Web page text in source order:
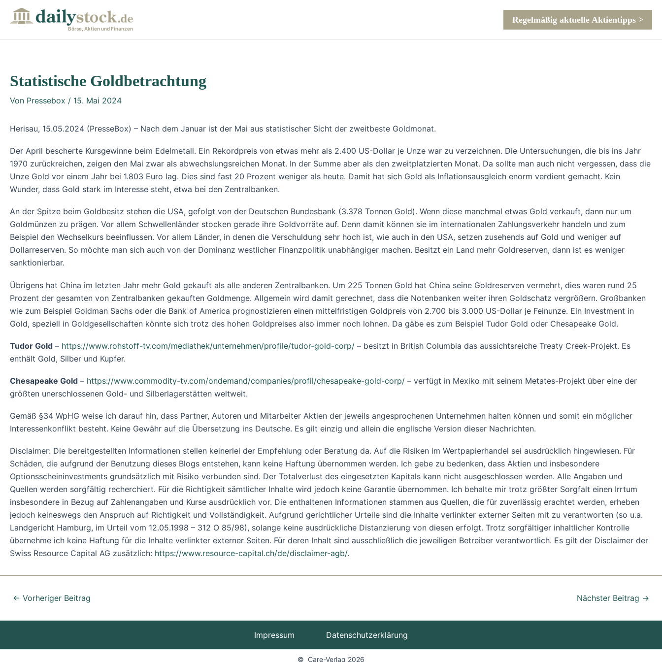
Inhalt
Börse, Aktien und Finanzen
Regelmäßig aktuelle Aktientipps >
Statistische Goldbetrachtung
Von Pressebox / 15. Mai 2024
Herisau, 15.05.2024 (PresseBox) – Nach dem Januar ist der Mai aus statistischer Sicht der zweitbeste Goldmonat.
Der April bescherte Kursgewinne beim Edelmetall. Ein Rekordpreis von etwas mehr als 2.400 US-Dollar je Unze war zu verzeichnen. Die Untersuchungen, die bis ins Jahr
1970 zurückreichen, zeigen den Mai zwar als abwechslungsreichen Monat. In der Summe aber als den zweitplatzierten Monat. Da sollte man auch nicht vergessen, dass die
Unze Gold vor einem Jahr bei 1.803 Euro lag. Dies sind fast 20 Prozent weniger als heute. Damit hat sich Gold als Inflationsausgleich enorm verdient gemacht. Kein
Wunder, dass Gold stark im Interesse steht, etwa bei den Zentralbanken.
An der Spitze beim Goldbesitz stehen die USA, gefolgt von der Deutschen Bundesbank (3.378 Tonnen Gold). Wenn diese manchmal etwas Gold verkauft, dann nur um
Goldmünzen zu prägen. Vor allem Schwellenländer stocken gerade ihre Goldvorräte auf. Denn damit können sie im internationalen Zahlungsverkehr handeln und zum
Beispiel den Wechselkurs beeinflussen. Vor allem Länder, in denen die Verschuldung sehr hoch ist, wie auch in den USA, setzen zusehends auf Gold und weniger auf
Dollarreserven. So möchte man sich auch von der Dominanz westlicher Finanzpolitik unabhängiger machen. Besitzt ein Land mehr Goldreserven, dann ist es weniger
sanktionierbar.
Übrigens hat China im letzten Jahr mehr Gold gekauft als alle anderen Zentralbanken. Um 225 Tonnen Gold hat China seine Goldreserven vermehrt, dies waren rund 25
Prozent der gesamten von Zentralbanken gekauften Goldmenge. Allgemein wird damit gerechnet, dass die Notenbanken weiter ihren Goldschatz vergrößern. Großbanken
wie zum Beispiel Goldman Sachs oder die Bank of America prognostizieren einen mittelfristigen Goldpreis von 2.700 bis 3.000 US-Dollar je Feinunze. Ein Investment in
Gold, speziell in Goldgesellschaften könnte sich trotz des hohen Goldpreises also immer noch lohnen. Da gäbe es zum Beispiel Tudor Gold oder Chesapeake Gold.
Tudor Gold – https://www.rohstoff-tv.com/mediathek/unternehmen/profile/tudor-gold-corp/ – besitzt in British Columbia das aussichtsreiche Treaty Creek-Projekt. Es
enthält Gold, Silber und Kupfer.
Chesapeake Gold – https://www.commodity-tv.com/ondemand/companies/profil/chesapeake-gold-corp/ – verfügt in Mexiko mit seinem Metates-Projekt über eine der
größten unerschlossenen Gold- und Silberlagerstätten weltweit.
Gemäß §34 WpHG weise ich darauf hin, dass Partner, Autoren und Mitarbeiter Aktien der jeweils angesprochenen Unternehmen halten können und somit ein möglicher
Interessenkonflikt besteht. Keine Gewähr auf die Übersetzung ins Deutsche. Es gilt einzig und allein die englische Version dieser Nachrichten.
Disclaimer: Die bereitgestellten Informationen stellen keinerlei der Empfehlung oder Beratung da. Auf die Risiken im Wertpapierhandel sei ausdrücklich hingewiesen. Für
Schäden, die aufgrund der Benutzung dieses Blogs entstehen, kann keine Haftung übernommen werden. Ich gebe zu bedenken, dass Aktien und insbesondere
Optionsscheininvestments grundsätzlich mit Risiko verbunden sind. Der Totalverlust des eingesetzten Kapitals kann nicht ausgeschlossen werden. Alle Angaben und
Quellen werden sorgfältig recherchiert. Für die Richtigkeit sämtlicher Inhalte wird jedoch keine Garantie übernommen. Ich behalte mir trotz größter Sorgfalt einen Irrtum
insbesondere in Bezug auf Zahlenangaben und Kurse ausdrücklich vor. Die enthaltenen Informationen stammen aus Quellen, die für zuverlässig erachtet werden, erheben
jedoch keineswegs den Anspruch auf Richtigkeit und Vollständigkeit. Aufgrund gerichtlicher Urteile sind die Inhalte verlinkter externer Seiten mit zu verantworten (so u.a.
Landgericht Hamburg, im Urteil vom 12.05.1998 – 312 O 85/98), solange keine ausdrückliche Distanzierung von diesen erfolgt. Trotz sorgfältiger inhaltlicher Kontrolle
übernehme ich keine Haftung für die Inhalte verlinkter externer Seiten. Für deren Inhalt sind ausschließlich die jeweiligen Betreiber verantwortlich. Es gilt der Disclaimer der
Swiss Resource Capital AG zusätzlich: https://www.resource-capital.ch/de/disclaimer-agb/.
navigation
← Vorheriger Beitrag Nächster Beitrag →
Impressum Datenschutzerklärung
© Care-Verlag 2026